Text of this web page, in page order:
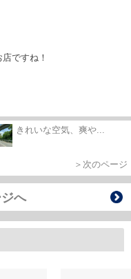
ですね！
きれいな空気、爽や...
＞次のページ
へ